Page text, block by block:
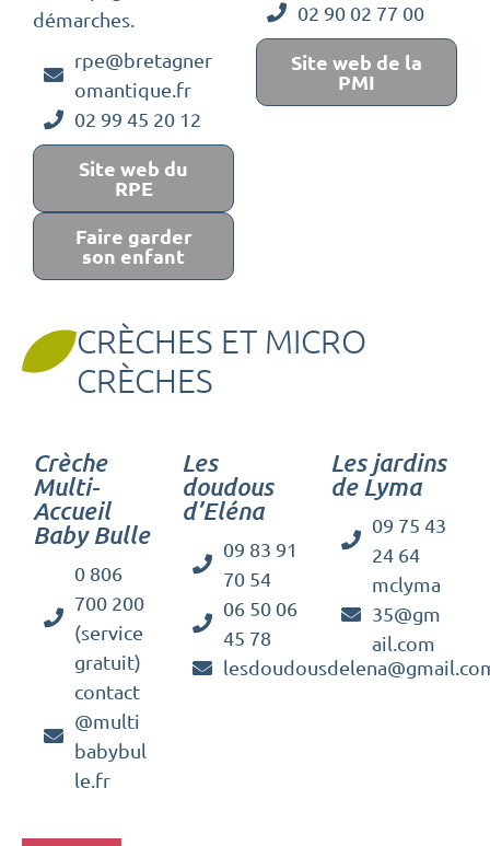
démarches.
rpe@bretagner
omantique.fr
02 99 45 20 12
Site web du
RPE
Faire garder
son enfant
02 90 02 77 00
Site web de la
PMI
CRÈCHES ET MICRO
CRÈCHES
Crèche
Multi-
Accueil
Baby Bulle
0 806
700 200
(service
gratuit)
contact
@multi
babybul
le.fr
Les
doudous
d’Eléna
09 83 91
70 54
06 50 06
45 78
Les jardins
de Lyma
09 75 43
24 64
mclyma
35@gm
ail.com